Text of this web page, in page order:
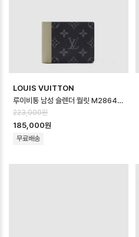
LOUIS VUITTON
루이비통 남성 슬렌더 월릿 M28644 - Louis vuitton Mens Slender…
223,000원
185,000원
무료배송